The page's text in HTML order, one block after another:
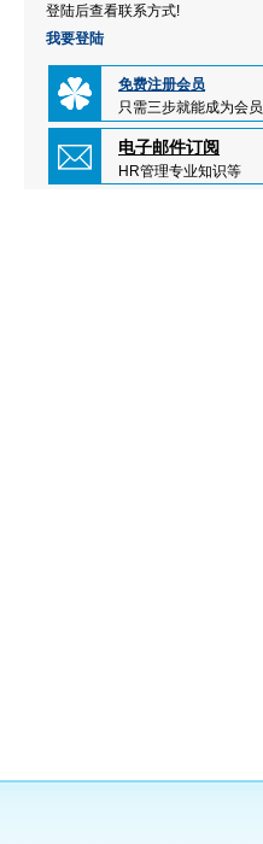
登陆后查看联系方式!
我要登陆
免费注册会员
只需三步就能成为会员
电子邮件订阅
HR管理专业知识等